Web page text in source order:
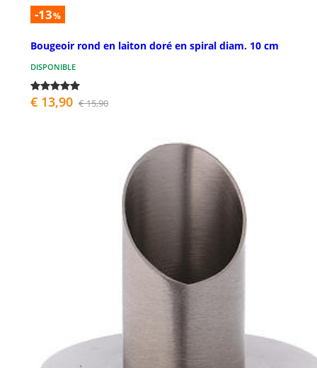
-13%
Bougeoir rond en laiton doré en spiral diam. 10 cm
DISPONIBLE
€ 13,90 € 15,90